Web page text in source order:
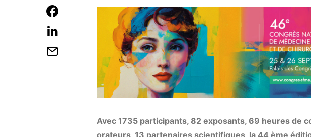
Avec 1735 participants, 82 exposants, 69 heures de